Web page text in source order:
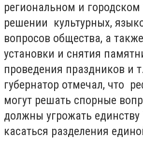
региональном и городском
решении культурных,
вопросов общества, а
установки и снятия
проведения праздников и
губернатор отмечал, что
могут решать спорные
должны угрожать
касаться разделения